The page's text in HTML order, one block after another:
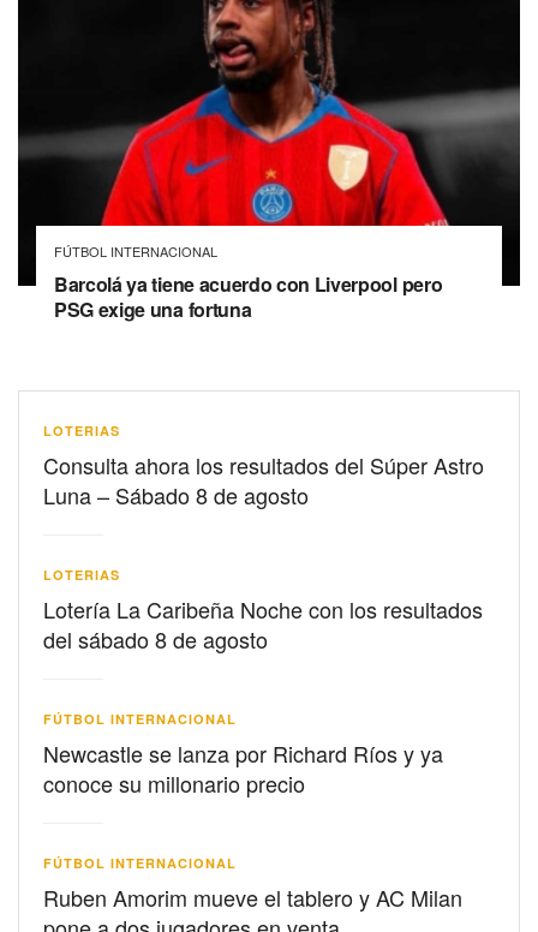
FÚTBOL INTERNACIONAL
Barcolá ya tiene acuerdo con Liverpool pero
PSG exige una fortuna
LOTERIAS
Consulta ahora los resultados del Súper Astro
Luna – Sábado 8 de agosto
LOTERIAS
Lotería La Caribeña Noche con los resultados
del sábado 8 de agosto
FÚTBOL INTERNACIONAL
Newcastle se lanza por Richard Ríos y ya
conoce su millonario precio
FÚTBOL INTERNACIONAL
Ruben Amorim mueve el tablero y AC Milan